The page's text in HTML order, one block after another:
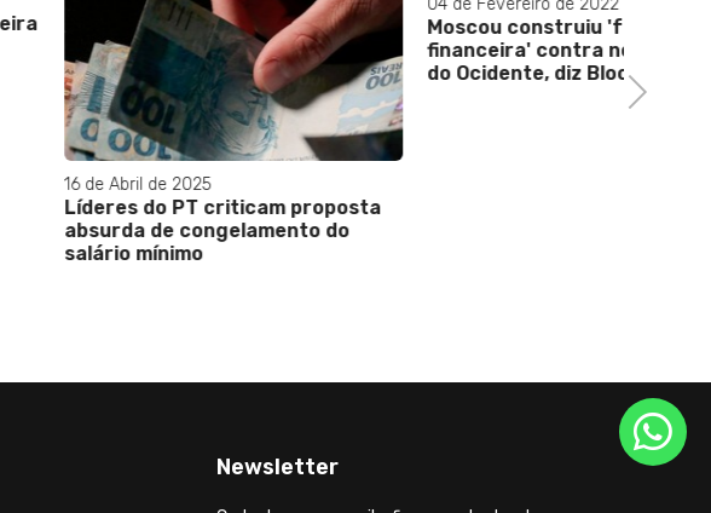
PT criticam proposta
congelamento do
04 de Fevereiro de 2022
Moscou construiu 'fortaleza
financeira' contra novas sanções
do Ocidente, diz Bloomberg
Next
Newsletter